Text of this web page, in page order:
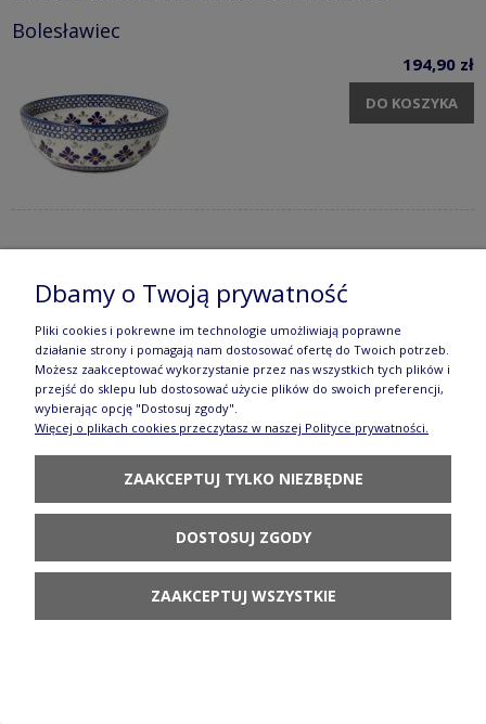
Bolesławiec
194,90 zł
DO KOSZYKA
Bolesławiec
169,90 zł
POWIADOM O
Miska V0,1 L GU1245DEK41 ceramika Bolesławiec
Dbamy o Twoją prywatność
Pliki cookies i pokrewne im technologie umożliwiają poprawne
działanie strony i pomagają nam dostosować ofertę do Twoich potrzeb.
Możesz zaakceptować wykorzystanie przez nas wszystkich tych plików i
przejść do sklepu lub dostosować użycie plików do swoich preferencji,
wybierając opcję "Dostosuj zgody".
Więcej o plikach cookies przeczytasz w naszej Polityce prywatności.
ZAAKCEPTUJ TYLKO NIEZBĘDNE
DOSTOSUJ ZGODY
ZAAKCEPTUJ WSZYSTKIE